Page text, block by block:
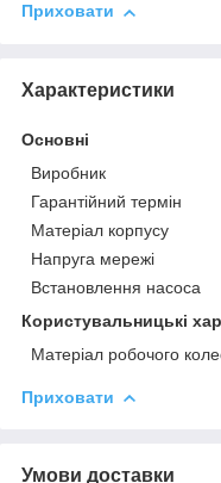
Приховати
Характеристики
Основні
Виробник
Гарантійний термін
Матеріал корпусу
Напруга мережі
Встановлення насоса
Користувальницькі
Матеріал робочого
Приховати
Умови доставки